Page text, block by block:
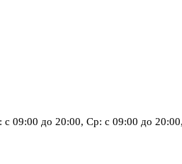
09:00 до 20:00, Ср: с 09:00 до